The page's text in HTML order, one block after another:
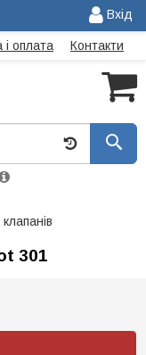
Вхід
і оплата Контакти
301